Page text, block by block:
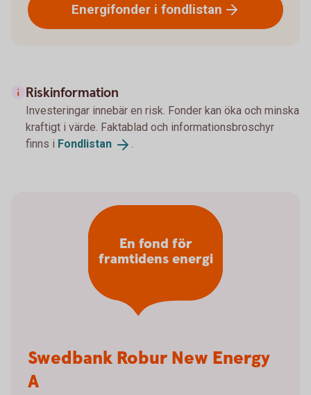
Energifonder i fondlistan
Riskinformation
Investeringar innebär en risk. Fonder kan öka och minska
kraftigt i värde. Faktablad och informationsbroschyr
finns i Fondlistan .
Swedbank Robur New Energy
A
En fond för
framtidens energi